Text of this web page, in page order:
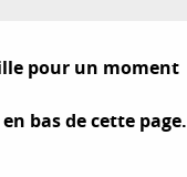
pour un moment
bas de cette page.